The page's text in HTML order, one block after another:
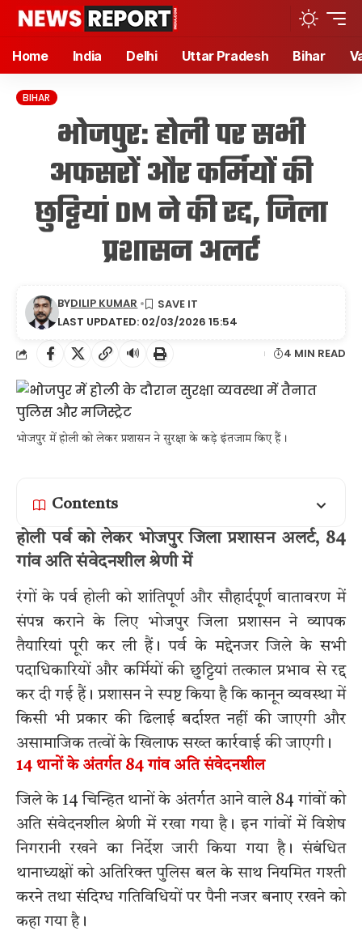
Home India Delhi Uttar Pradesh Bihar
BIHAR
भोजपुर: होली पर सभी
अफसरों और कर्मियों की
छुट्टियां DM ने की रद्द, जिला
प्रशासन अलर्ट
LAST UPDATED: 02/03/2026 15:54
BYDILIP KUMAR
🔊 4 MIN READ
भोजपुर में होली को लेकर प्रशासन ने सुरक्षा के कड़े इंतजाम किए हैं।
Contents
होली पर्व को लेकर भोजपुर जिला प्रशासन अलर्ट, 84
गांव अति संवेदनशील श्रेणी में
रंगों के पर्व होली को शांतिपूर्ण और सौहार्दपूर्ण वातावरण में
संपन्न कराने के लिए भोजपुर जिला प्रशासन ने व्यापक
तैयारियां पूरी कर ली हैं। पर्व के मद्देनजर जिले के सभी
पदाधिकारियों और कर्मियों की छुट्टियां तत्काल प्रभाव से रद्द
कर दी गई हैं। प्रशासन ने स्पष्ट किया है कि कानून व्यवस्था में
किसी भी प्रकार की ढिलाई बर्दाश्त नहीं की जाएगी और
असामाजिक तत्वों के खिलाफ सख्त कार्रवाई की जाएगी।
14 थानों के अंतर्गत 84 गांव अति संवेदनशील
जिले के 14 चिन्हित थानों के अंतर्गत आने वाले 84 गांवों को
अति संवेदनशील श्रेणी में रखा गया है। इन गांवों में विशेष
निगरानी रखने का निर्देश जारी किया गया है। संबंधित
थानाध्यक्षों को अतिरिक्त पुलिस बल के साथ नियमित गश्ती
करने तथा संदिग्ध गतिविधियों पर पैनी नजर बनाए रखने को
कहा गया है।